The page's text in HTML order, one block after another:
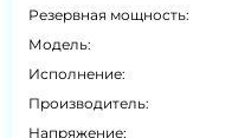
Резервная мощность:
Модель:
Исполнение:
Производитель:
Напряжение: